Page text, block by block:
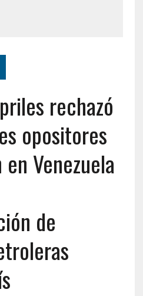
rechazó
opositores
Venezuela
de